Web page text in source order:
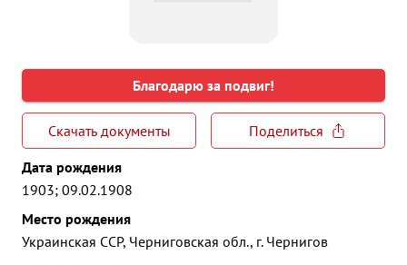
Благодарю за подвиг!
Скачать документы
Поделиться
Дата рождения
1903; 09.02.1908
Место рождения
Украинская ССР, Черниговская обл., г. Чернигов